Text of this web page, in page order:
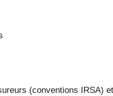
(conventions IRSA)